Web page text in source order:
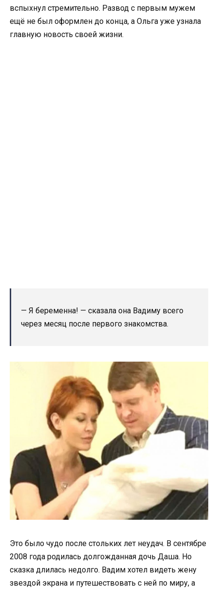
вспыхнул стремительно. Развод с первым мужем
ещё не был оформлен до конца, а Ольга уже узнала
главную новость своей жизни.
— Я беременна! — сказала она Вадиму всего
через месяц после первого знакомства.
Это было чудо после стольких лет неудач. В сентябре
2008 года родилась долгожданная дочь Даша. Но
сказка длилась недолго. Вадим хотел видеть жену
звездой экрана и путешествовать с ней по миру, а